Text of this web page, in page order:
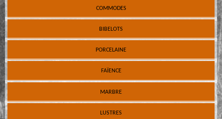
COMMODES
BIBELOTS
PORCELAINE
FAÏENCE
MARBRE
LUSTRES